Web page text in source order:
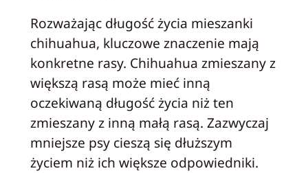
Rozważając długość życia mieszanki
chihuahua, kluczowe znaczenie mają
konkretne rasy. Chihuahua zmieszany z
większą rasą może mieć inną
oczekiwaną długość życia niż ten
zmieszany z inną małą rasą. Zazwyczaj
mniejsze psy cieszą się dłuższym
życiem niż ich większe odpowiedniki.